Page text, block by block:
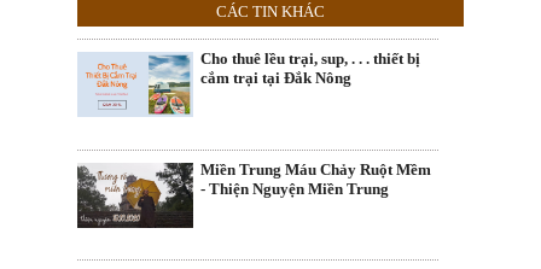
CÁC TIN KHÁC
Cho thuê lều trại, sup, . . . thiết bị
cắm trại tại Đắk Nông
Miền Trung Máu Chảy Ruột Mềm
- Thiện Nguyện Miền Trung